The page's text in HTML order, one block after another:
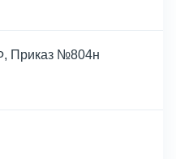
Приказ №804н